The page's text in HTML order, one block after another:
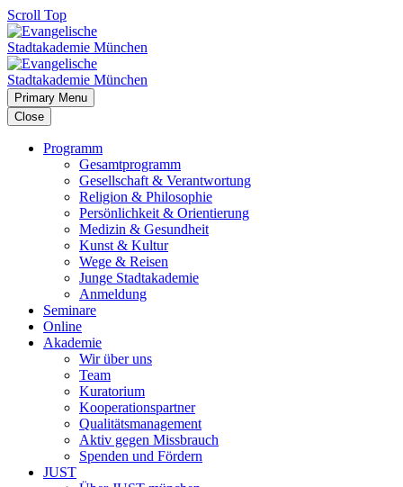
Scroll Top
Primary Menu
Close
Programm
Gesamtprogramm
Gesellschaft & Verantwortung
Religion & Philosophie
Persönlichkeit & Orientierung
Medizin & Gesundheit
Kunst & Kultur
Wege & Reisen
Junge Stadtakademie
Anmeldung
Seminare
Online
Akademie
Wir über uns
Team
Kuratorium
Kooperationspartner
Qualitätsmanagement
Aktiv gegen Missbrauch
Spenden und Fördern
JUST